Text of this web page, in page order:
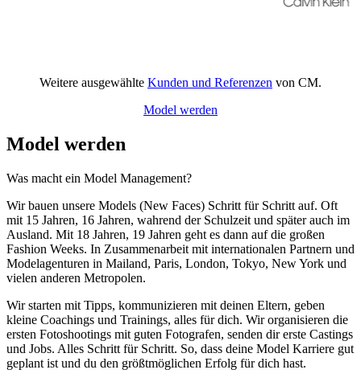
Weitere ausgewählte Kunden und Referenzen von CM.
Model werden
Model werden
Was macht ein Model Management?
Wir bauen unsere Models (New Faces) Schritt für Schritt auf. Oft
mit 15 Jahren, 16 Jahren, wahrend der Schulzeit und später auch im
Ausland. Mit 18 Jahren, 19 Jahren geht es dann auf die großen
Fashion Weeks. In Zusammenarbeit mit internationalen Partnern und
Modelagenturen in Mailand, Paris, London, Tokyo, New York und
vielen anderen Metropolen.
Wir starten mit Tipps, kommunizieren mit deinen Eltern, geben
kleine Coachings und Trainings, alles für dich. Wir organisieren die
ersten Fotoshootings mit guten Fotografen, senden dir erste Castings
und Jobs. Alles Schritt für Schritt. So, dass deine Model Karriere gut
geplant ist und du den größtmöglichen Erfolg für dich hast.